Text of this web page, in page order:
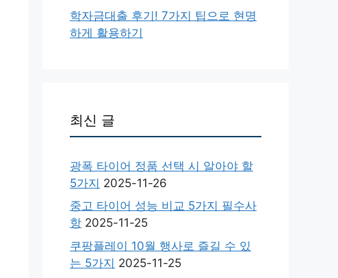
학자금대출 후기! 7가지 팁으로 현명
하게 활용하기
최신 글
광폭 타이어 정품 선택 시 알아야 할
5가지 2025-11-26
중고 타이어 성능 비교 5가지 필수사
항 2025-11-25
쿠팡플레이 10월 행사로 즐길 수 있
는 5가지 2025-11-25